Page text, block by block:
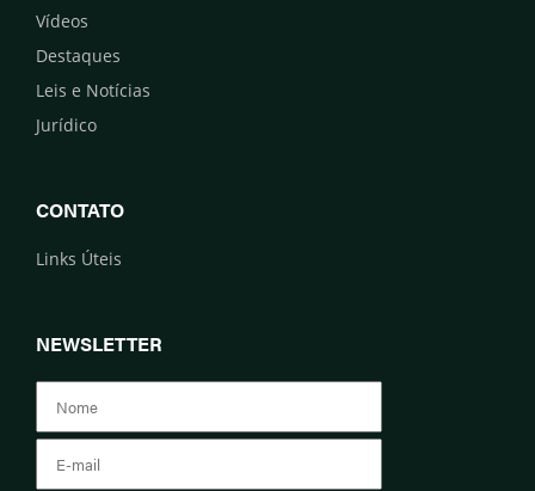
Vídeos
Destaques
Leis e Notícias
Jurídico
CONTATO
Links Úteis
NEWSLETTER